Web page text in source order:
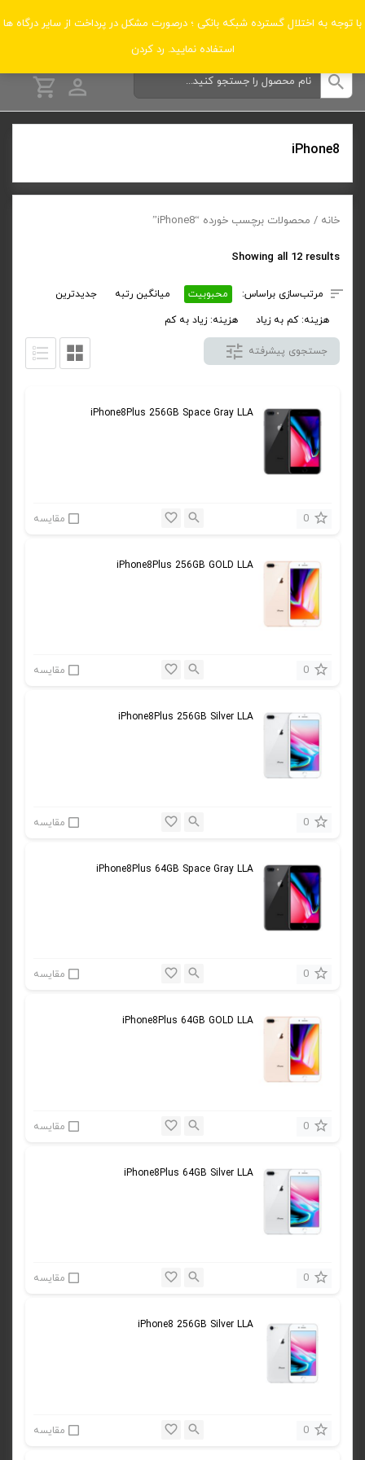
با توجه به اختلال گسترده شبکه بانکی ؛ درصورت مشکل در پرداخت از سایر درگاه ها
استفاده نمایید. رد کردن
دسته‌بندی‌ها
iPhone8
خانه / محصولات برچسب خورده “iPhone8”
Showing all 12 results
by
مرتب‌سازی براساس: محبوبیت میانگین رتبه
جدیدترین
هزینه: کم به زیاد
هزینه: زیاد به کم
جستجوی پیشرفته
iPhone8Plus 256GB Space Gray LLA
0 مقایسه
iPhone8Plus 256GB GOLD LLA
0 مقایسه
iPhone8Plus 256GB Silver LLA
0 مقایسه
iPhone8Plus 64GB Space Gray LLA
0 مقایسه
iPhone8Plus 64GB GOLD LLA
0 مقایسه
iPhone8Plus 64GB Silver LLA
0 مقایسه
iPhone8 256GB Silver LLA
0 مقایسه